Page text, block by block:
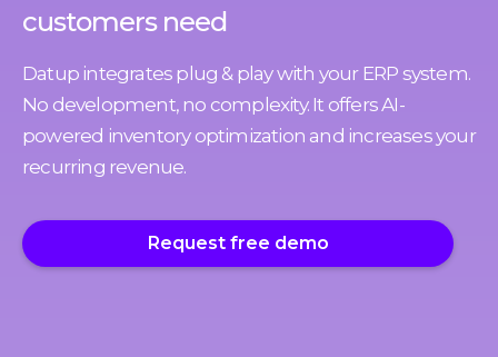
customers need
Datup integrates plug & play with your ERP system.
No development, no complexity. It offers AI-
powered inventory optimization and increases your
recurring revenue.
Request free demo